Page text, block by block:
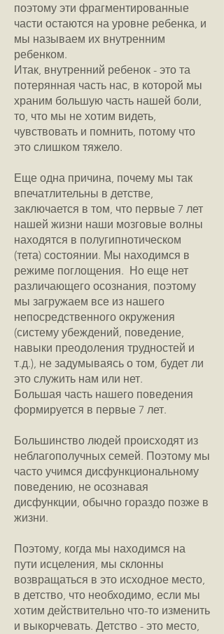
поэтому эти фрагментированные
части остаются на уровне ребенка, и
мы называем их внутренним
ребенком.
Итак, внутренний ребенок - это та
потерянная часть нас, в которой мы
храним большую часть нашей боли,
то, что мы не хотим видеть,
чувствовать и помнить, потому что
это слишком тяжело.
Еще одна причина, почему мы так
впечатлительны в детстве,
заключается в том, что первые 7 лет
нашей жизни наши мозговые волны
находятся в полугипнотическом
(тета) состоянии. Мы находимся в
режиме поглощения. Но еще нет
различающего осознания, поэтому
мы загружаем все из нашего
непосредственного окружения
(систему убеждений, поведение,
навыки преодоления трудностей и
т.д.), не задумываясь о том, будет ли
это служить нам или нет.
Большая часть нашего поведения
формируется в первые 7 лет.
Большинство людей происходят из
неблагополучных семей. Поэтому мы
часто учимся дисфункциональному
поведению, не осознавая
дисфункции, обычно гораздо позже в
жизни.
Поэтому, когда мы находимся на
пути исцеления, мы склонны
возвращаться в это исходное место,
в детство, что необходимо, если мы
хотим действительно что-то изменить
и выкорчевать. Детство - это место,